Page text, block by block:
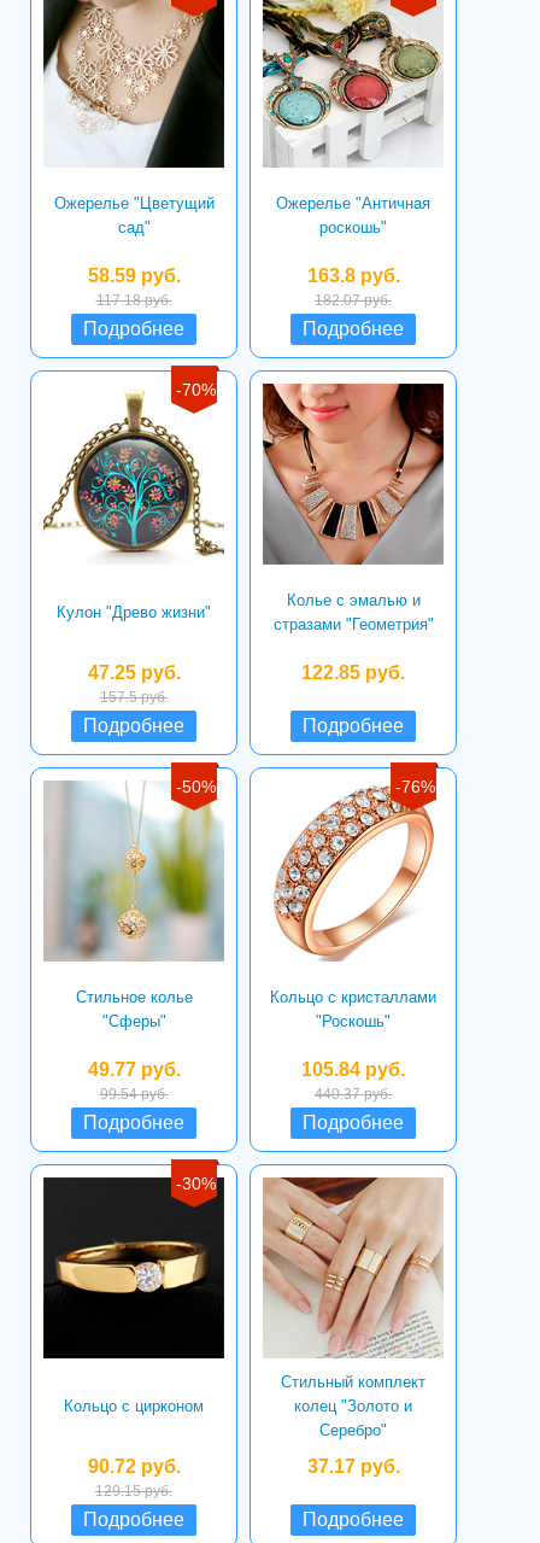
Ожерелье "Цветущий
сад"
58.59 руб.
117.18 руб.
Подробнее
Ожерелье "Античная
роскошь"
163.8 руб.
182.07 руб.
Подробнее
-70%
Кулон "Древо жизни"
47.25 руб.
157.5 руб.
Подробнее
Колье с эмалью и
стразами "Геометрия"
122.85 руб.
Подробнее
-50%
Стильное колье
"Сферы"
49.77 руб.
99.54 руб.
Подробнее
-76%
Кольцо с кристаллами
"Роскошь"
105.84 руб.
440.37 руб.
Подробнее
-30%
Кольцо с цирконом
90.72 руб.
129.15 руб.
Подробнее
Стильный комплект
колец "Золото и
Серебро"
37.17 руб.
Подробнее